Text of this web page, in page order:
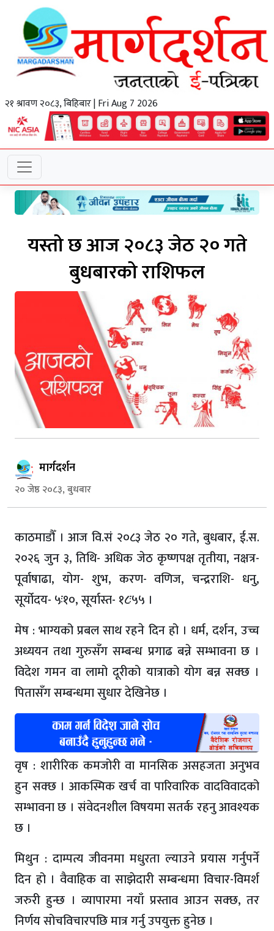
२१ श्रावण २०८३, बिहिबार | Fri Aug 7 2026
यस्तो छ आज २०८३ जेठ २० गते
बुधबारको राशिफल
मार्गदर्शन
२० जेष्ठ २०८३, बुधबार
काठमाडौँ । आज वि.सं २०८३ जेठ २० गते, बुधबार, ई.स.
२०२६ जुन ३, तिथि- अधिक जेठ कृष्णपक्ष तृतीया, नक्षत्र-
पूर्वाषाढा, योग- शुभ, करण- वणिज, चन्द्रराशि- धनु,
सूर्योदय- ५ः१०, सूर्यास्त- १८ः५५ ।
मेष : भाग्यको प्रबल साथ रहने दिन हो । धर्म, दर्शन, उच्च
अध्ययन तथा गुरुसँग सम्बन्ध प्रगाढ बन्ने सम्भावना छ ।
विदेश गमन वा लामो दूरीको यात्राको योग बन्न सक्छ ।
पितासँग सम्बन्धमा सुधार देखिनेछ ।
वृष : शारीरिक कमजोरी वा मानसिक असहजता अनुभव
हुन सक्छ । आकस्मिक खर्च वा पारिवारिक वादविवादको
सम्भावना छ । संवेदनशील विषयमा सतर्क रहनु आवश्यक
छ ।
मिथुन : दाम्पत्य जीवनमा मधुरता ल्याउने प्रयास गर्नुपर्ने
दिन हो । वैवाहिक वा साझेदारी सम्बन्धमा विचार-विमर्श
जरुरी हुन्छ । व्यापारमा नयाँ प्रस्ताव आउन सक्छ, तर
निर्णय सोचविचारपछि मात्र गर्नु उपयुक्त हुनेछ ।